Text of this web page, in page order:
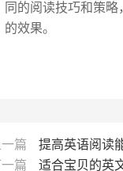
同的阅读技巧和策
的效果。
一篇
提高英语阅读
篇
适合宝贝的英